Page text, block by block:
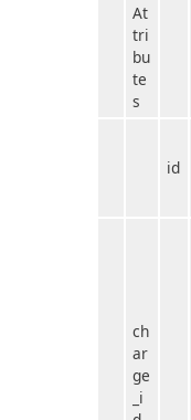
At
tri
bu
te
s
id
ch
ar
ge
_i